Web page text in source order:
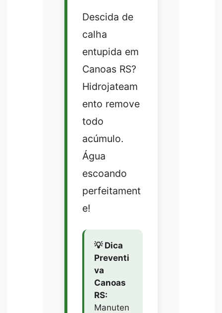
Descida de
calha
entupida em
Canoas RS?
Hidrojateam
ento remove
todo
acúmulo.
Água
escoando
perfeitament
e!
💡 Dica
Preventi
va
Canoas
RS:
Manuten